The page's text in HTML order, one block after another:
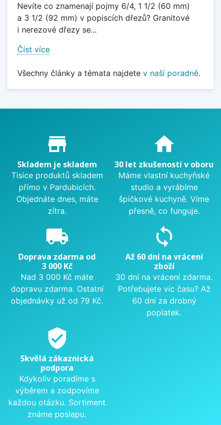
Nevíte co znamenají pojmy 6/4, 1 1/2 (60 mm)
a 3 1/2 (92 mm) v popiscích dřezů? Granitové
i nerezové dřezy se...
Číst více
Všechny články a témata najdete v naší poradně.
Proč nakupovat u nás?
store_mall_directory
Skladem je skladem
Tisíce produktů skladem
přímo v Pardubicích.
Objednáte dnes, máte
zítra.
home
30 let zkušeností v oboru
Máme vlastní kuchyňské
studio a vyrábíme
špičkové kuchyně. Víme
přesně, co funguje.
local_shipping
Doprava zdarma od
3 000 Kč
Nad 3 000 Kč máte
dopravu zdarma. Ostatní
objednávky už od 79 Kč.
sync
Až 60 dní na vrácení
zboží
30 dní na vrácení zdarma.
Potřebujete víc času? Až
60 dní za drobný
poplatek.
verified_user
Skvělá zákaznická
podpora
Kdykoliv poradíme s
výběrem a zodpovíme
každou otázku. Sortiment
známe poslepu.